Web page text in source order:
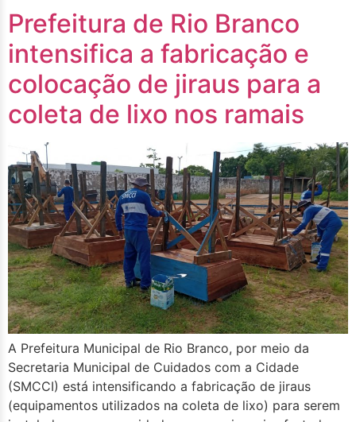
Prefeitura de Rio Branco
intensifica a fabricação e
colocação de jiraus para a
coleta de lixo nos ramais
A Prefeitura Municipal de Rio Branco, por meio da
Secretaria Municipal de Cuidados com a Cidade
(SMCCI) está intensificando a fabricação de jiraus
(equipamentos utilizados na coleta de lixo) para serem